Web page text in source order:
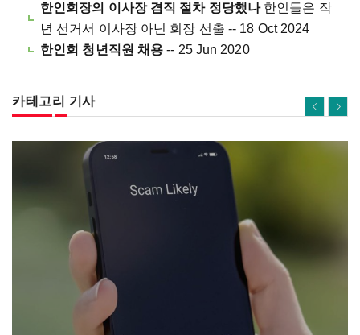
한인회장의 이사장 겸직 절차 정당했나한인들은 작
년 선거서 이사장 아닌 회장 선출 -- 18 Oct 2024
한인회 청년직원 채용 -- 25 Jun 2020
카테고리 기사